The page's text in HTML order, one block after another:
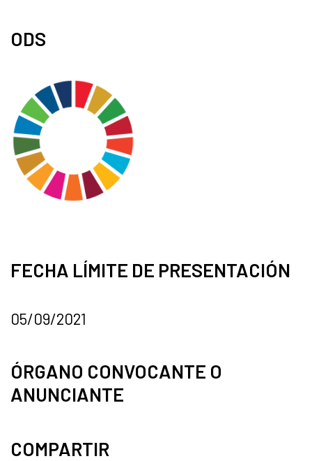
ODS
FECHA LÍMITE DE PRESENTACIÓN
05/09/2021
ÓRGANO CONVOCANTE O
ANUNCIANTE
COMPARTIR